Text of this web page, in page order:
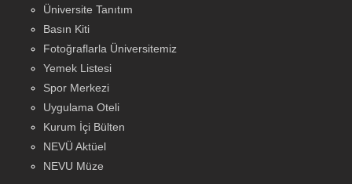
Üniversite Tanıtım
Basın Kiti
Fotoğraflarla Üniversitemiz
Yemek Listesi
Spor Merkezi
Uygulama Oteli
Kurum İçi Bülten
NEVÜ Aktüel
NEVU Müze